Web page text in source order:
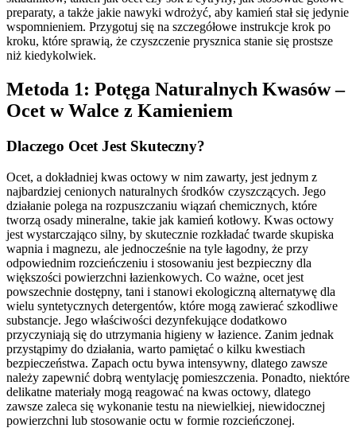
preparaty, a także jakie nawyki wdrożyć, aby kamień stał się jedynie
wspomnieniem. Przygotuj się na szczegółowe instrukcje krok po
kroku, które sprawią, że czyszczenie prysznica stanie się prostsze
niż kiedykolwiek.
Metoda 1: Potęga Naturalnych Kwasów –
Ocet w Walce z Kamieniem
Dlaczego Ocet Jest Skuteczny?
Ocet, a dokładniej kwas octowy w nim zawarty, jest jednym z
najbardziej cenionych naturalnych środków czyszczących. Jego
działanie polega na rozpuszczaniu wiązań chemicznych, które
tworzą osady mineralne, takie jak kamień kotłowy. Kwas octowy
jest wystarczająco silny, by skutecznie rozkładać twarde skupiska
wapnia i magnezu, ale jednocześnie na tyle łagodny, że przy
odpowiednim rozcieńczeniu i stosowaniu jest bezpieczny dla
większości powierzchni łazienkowych. Co ważne, ocet jest
powszechnie dostępny, tani i stanowi ekologiczną alternatywę dla
wielu syntetycznych detergentów, które mogą zawierać szkodliwe
substancje. Jego właściwości dezynfekujące dodatkowo
przyczyniają się do utrzymania higieny w łazience. Zanim jednak
przystąpimy do działania, warto pamiętać o kilku kwestiach
bezpieczeństwa. Zapach octu bywa intensywny, dlatego zawsze
należy zapewnić dobrą wentylację pomieszczenia. Ponadto, niektóre
delikatne materiały mogą reagować na kwas octowy, dlatego
zawsze zaleca się wykonanie testu na niewielkiej, niewidocznej
powierzchni lub stosowanie octu w formie rozcieńczonej.